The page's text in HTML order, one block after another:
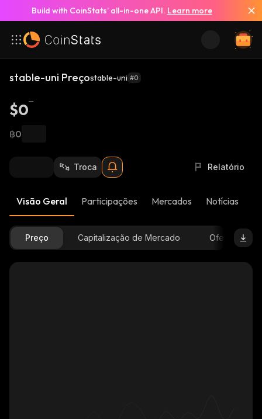
Build with CoinStats’ all-in-one API. Learn more
stable-uni Preçostable-uni #0
$0
฿0
Troca Relatório
Visão Geral Participações Mercados Notícias
Preço Capitalização de Mercado Oferta